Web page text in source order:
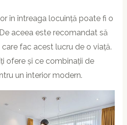
în întreaga locuință poate fi o
aceea este recomandat să
fac acest lucru de o viață.
ofere și ce combinații de
un interior modern.